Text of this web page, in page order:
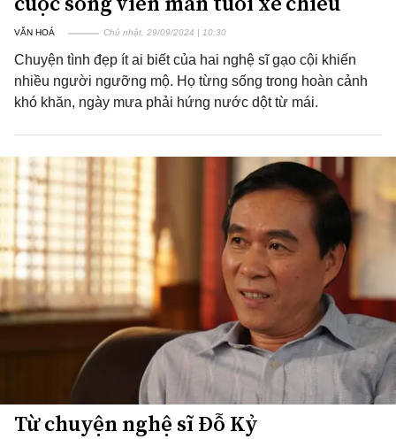
VĂN HOÁ Chủ nhật, 29/09/2024 | 10:30
Chuyện tình đẹp ít ai biết của hai nghệ sĩ gạo cội khiến
nhiều người ngưỡng mộ. Họ từng sống trong hoàn cảnh
khó khăn, ngày mưa phải hứng nước dột từ mái.
Từ chuyện nghệ sĩ Đỗ Kỷ